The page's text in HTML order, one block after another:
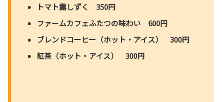
トマト露しずく 350円
ファームカフェふたつの味わい 600円
ブレンドコーヒー（ホット・アイス） 300円
紅茶（ホット・アイス） 300円